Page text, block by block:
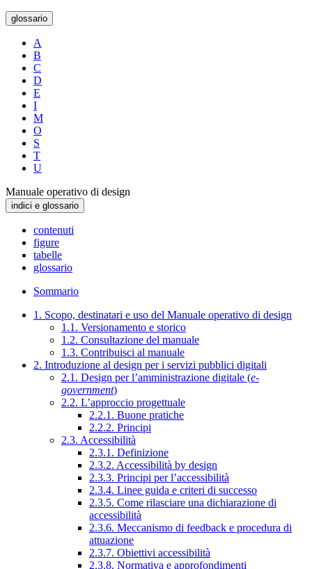
glossario
A
B
C
D
E
I
M
O
S
T
U
Manuale operativo di design
indici e glossario
contenuti
figure
tabelle
glossario
Sommario
1. Scopo, destinatari e uso del Manuale operativo di design
1.1. Versionamento e storico
1.2. Consultazione del manuale
1.3. Contribuisci al manuale
2. Introduzione al design per i servizi pubblici digitali
2.1. Design per l’amministrazione digitale (e-
government)
2.2. L’approccio progettuale
2.2.1. Buone pratiche
2.2.2. Principi
2.3. Accessibilità
2.3.1. Definizione
2.3.2. Accessibilità by design
2.3.3. Principi per l’accessibilità
2.3.4. Linee guida e criteri di successo
2.3.5. Come rilasciare una dichiarazione di
accessibilità
2.3.6. Meccanismo di feedback e procedura di
attuazione
2.3.7. Obiettivi accessibilità
2.3.8. Normativa e approfondimenti